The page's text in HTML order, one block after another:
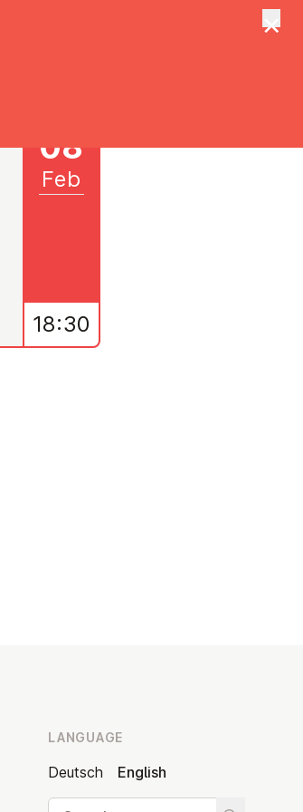
08
Feb
18:30
LANGUAGE
Deutsch
English
Search
×